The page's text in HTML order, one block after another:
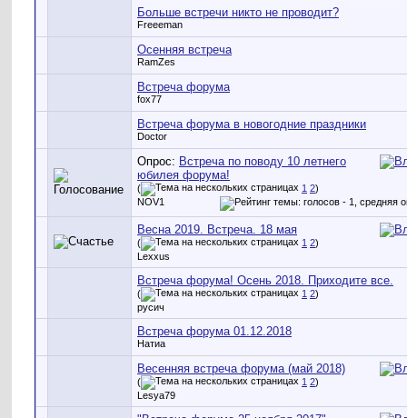
Больше встречи никто не проводит?
Freeeman
Осенняя встреча
RamZes
Встреча форума
fox77
Встреча форума в новогодние праздники
Doctor
Опрос: Встреча по поводу 10 летнего
юбилея форума!
( 1 2)
NOV1
Весна 2019. Встреча. 18 мая
( 1 2)
Lexxus
Встреча форума! Осень 2018. Приходите все.
( 1 2)
русич
Встреча форума 01.12.2018
Натиа
Весенняя встреча форума (май 2018)
( 1 2)
Lesya79